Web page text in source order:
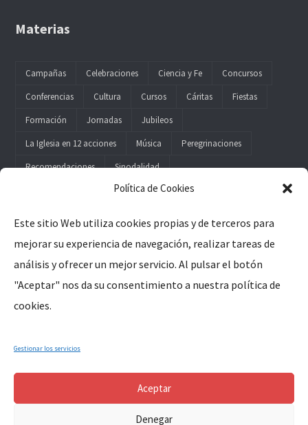
Política de Cookies
Este sitio Web utiliza cookies propias y de terceros para
mejorar su experiencia de navegación, realizar tareas de
análisis y ofrecer un mejor servicio. Al pulsar el botón
"Aceptar" nos da su consentimiento a nuestra política de
cookies.
Gestionar los servicios
Aceptar
Denegar
Materias
Campañas Celebraciones Ciencia y Fe
Concursos
Conferencias
Cultura Cursos Cáritas
Fiestas
Formación
Jornadas
Jubileos
La Iglesia en 12 acciones
Música
Peregrinaciones
Recomendaciones
Sinodalidad
Legal
Aviso Legal
Política de Privacidad